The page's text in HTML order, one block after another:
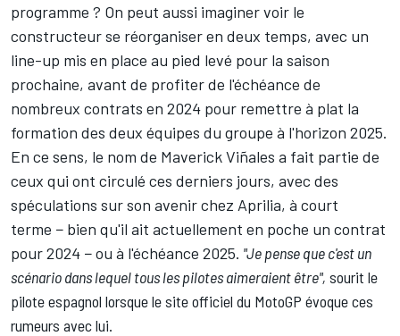
programme ? On peut aussi imaginer voir le
constructeur se réorganiser en deux temps, avec un
line-up mis en place au pied levé pour la saison
prochaine, avant de profiter de l'échéance de
nombreux contrats en 2024 pour remettre à plat la
formation des deux équipes du groupe à l'horizon 2025.
En ce sens, le nom de Maverick Viñales a fait partie de
ceux qui ont circulé ces derniers jours, avec des
spéculations sur son avenir chez Aprilia, à court
terme − bien qu'il ait actuellement en poche un contrat
pour 2024 − ou à l'échéance 2025. "Je pense que c'est un
scénario dans lequel tous les pilotes aimeraient être", sourit le
pilote espagnol lorsque le site officiel du MotoGP évoque ces
rumeurs avec lui.